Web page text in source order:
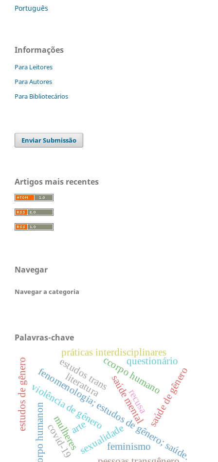
Português
Informações
Para Leitores
Para Autores
Para Bibliotecários
Enviar Submissão
Artigos mais recentes
Navegar
Navegar a categoria
Palavras-chave
fenomenologia; estudos de gênero; saúde.
saúde mentalsaúde de gênero
violência de gênero
ccorpo humano
estudos de gênero
sexualidade
literatura
mulheres
corpo humanon feminismo
arte
estudos trans
recusa
práticas interdisciplinares
questionário
covid-19